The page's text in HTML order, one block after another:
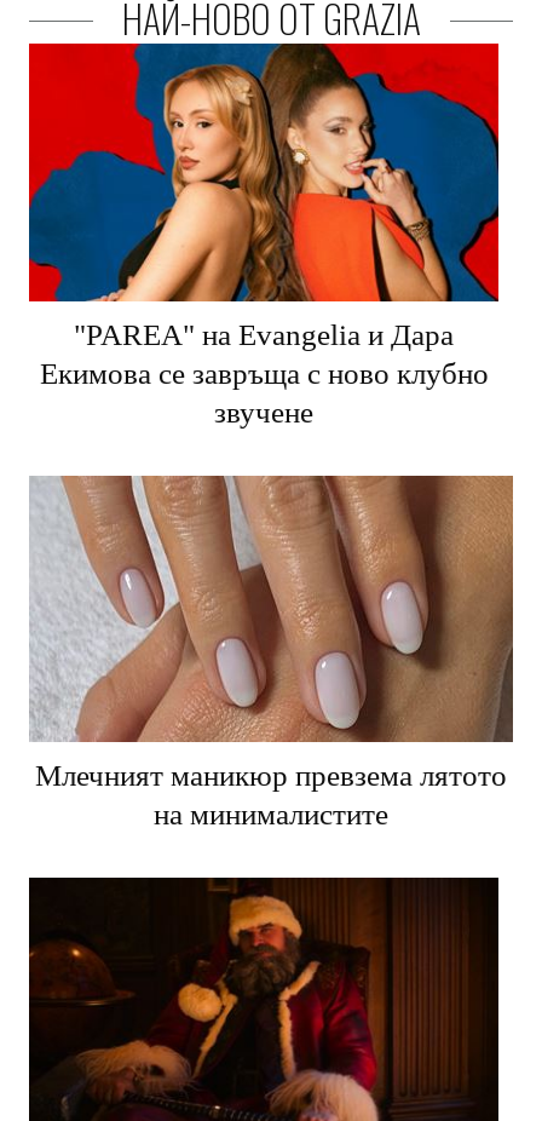
НАЙ-НОВО ОТ GRAZIA
"PARЕA" на Evangelia и Дара
Екимова се завръща с ново клубно
звучене
Млечният маникюр превзема лятото
на минималистите